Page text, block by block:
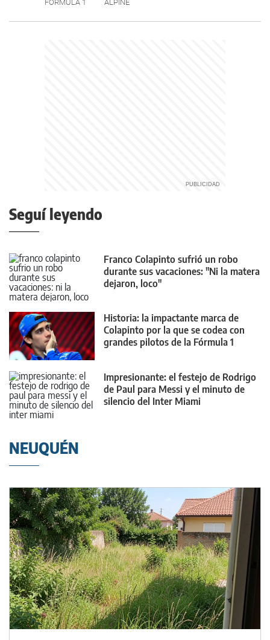
FÓRMULA 1
ALPINE
Seguí leyendo
Franco Colapinto sufrió un robo
durante sus vacaciones: "Ni la matera
dejaron, loco"
Historia: la impactante marca de
Colapinto por la que se codea con
grandes pilotos de la Fórmula 1
Impresionante: el festejo de Rodrigo
de Paul para Messi y el minuto de
silencio del Inter Miami
NEUQUÉN